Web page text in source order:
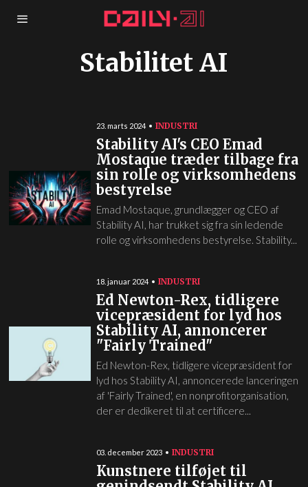
Stabilitet AI
23. marts 2024 INDUSTRI
Stability AI's CEO Emad
Mostaque træder tilbage fra
sin rolle og virksomhedens
bestyrelse
Emad Mostaque, grundlægger og CEO af
Stability AI, har trukket sig fra sin ledende
rolle og virksomhedens bestyrelse. Stability...
18. januar 2024 INDUSTRI
Ed Newton-Rex, tidligere
vicepræsident for lyd hos
Stability AI, annoncerer
"Fairly Trained"
Ed Newton-Rex, tidligere vicepræsident for
lyd hos Stability AI, annoncerede lanceringen
af 'Fairly Trained', en nonprofitorganisation,
der er dedikeret til at certificere...
03. december 2023 INDUSTRI
Kunstnere tilføjet til